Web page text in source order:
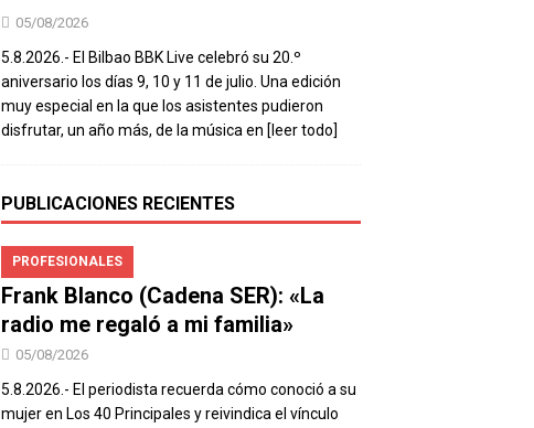
05/08/2026
5.8.2026.- El Bilbao BBK Live celebró su 20.º
aniversario los días 9, 10 y 11 de julio. Una edición
muy especial en la que los asistentes pudieron
disfrutar, un año más, de la música en [leer todo]
PUBLICACIONES RECIENTES
PROFESIONALES
Frank Blanco (Cadena SER): «La
radio me regaló a mi familia»
05/08/2026
5.8.2026.- El periodista recuerda cómo conoció a su
mujer en Los 40 Principales y reivindica el vínculo